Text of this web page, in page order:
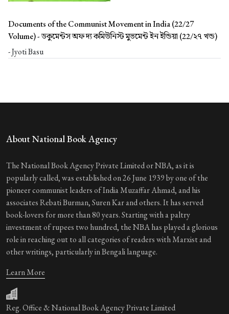
Documents of the Communist Movement in India (22/27
Volume) -ডকুমেন্টস অফ দ্য কমিউনিস্ট মুভমেন্ট ইন ইন্ডিয়া (22/২৭ খন্ড)
- Jyoti Basu
About National Book Agency
The National Book Agency Private Limited or NBA, as it is
popularly called, was established on 26 June 1939 by one of the
pioneer communist leaders of India Muzaffar Ahmad, and his
associates Rebati Burman, Suren Kar and others. It has served
book-lovers for more than 80 years. Starting with a paltry
investment of rupees two hundred, the NBA has played a glorious
role in reaching out to all categories of readers with Marxist and
other writings, particularly in Bengali language.
Learn More
Reg. Office & National Book Agency Private Limited